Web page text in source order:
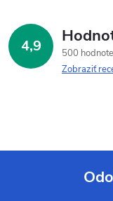
4,9
500
Zobraziť